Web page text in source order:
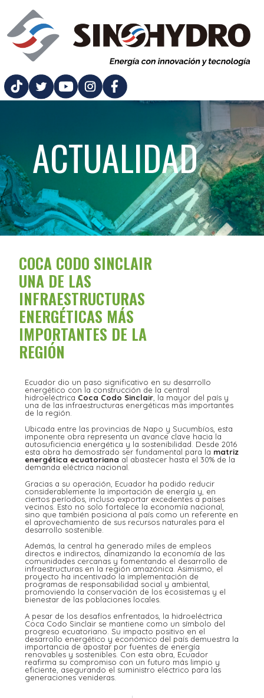
ACTUALIDAD
COCA CODO SINCLAIR
UNA DE LAS
INFRAESTRUCTURAS
ENERGÉTICAS MÁS
IMPORTANTES DE LA
REGIÓN
Ecuador dio un paso significativo en su desarrollo
energético con la construcción de la central
hidroeléctrica Coca Codo Sinclair , la mayor del país y
una de las infraestructuras energéticas más importantes
de la región.
Ubicada entre las provincias de Napo y Sucumbíos, esta
imponente obra representa un avance clave hacia la
autosuficiencia energética y la sostenibilidad. Desde 2016
esta obra ha demostrado ser fundamental para la matriz
energética ecuatoriana al abastecer hasta el 30% de la
demanda eléctrica nacional.
Gracias a su operación, Ecuador ha podido reducir
considerablemente la importación de energía y, en
ciertos períodos, incluso exportar excedentes a países
vecinos. Esto no solo fortalece la economía nacional,
sino que también posiciona al país como un referente en
el aprovechamiento de sus recursos naturales para el
desarrollo sostenible.
Además, la central ha generado miles de empleos
directos e indirectos, dinamizando la economía de las
comunidades cercanas y fomentando el desarrollo de
infraestructuras en la región amazónica. Asimismo, el
proyecto ha incentivado la implementación de
programas de responsabilidad social y ambiental,
promoviendo la conservación de los ecosistemas y el
bienestar de las poblaciones locales.
A pesar de los desafíos enfrentados, la hidroeléctrica
Coca Codo Sinclair se mantiene como un símbolo del
progreso ecuatoriano. Su impacto positivo en el
desarrollo energético y económico del país demuestra la
importancia de apostar por fuentes de energía
renovables y sostenibles. Con esta obra, Ecuador
reafirma su compromiso con un futuro más limpio y
eficiente, asegurando el suministro eléctrico para las
generaciones venideras.